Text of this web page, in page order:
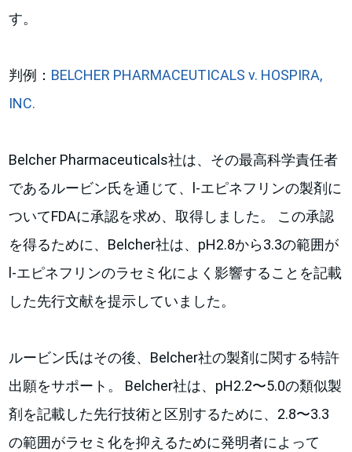
す。
判例： BELCHER PHARMACEUTICALS v. HOSPIRA,
INC.
Belcher Pharmaceuticals社は、その最高科学責任者
であるルービン氏を通じて、l-エピネフリンの製剤に
ついてFDAに承認を求め、取得しました。 この承認
を得るために、Belcher社は、pH2.8から3.3の範囲が
l-エピネフリンのラセミ化によく影響することを記載
した先行文献を提示していました。
ルービン氏はその後、Belcher社の製剤に関する特許
出願をサポート。 Belcher社は、pH2.2〜5.0の類似製
剤を記載した先行技術と区別するために、2.8〜3.3
の範囲がラセミ化を抑えるために発明者によって